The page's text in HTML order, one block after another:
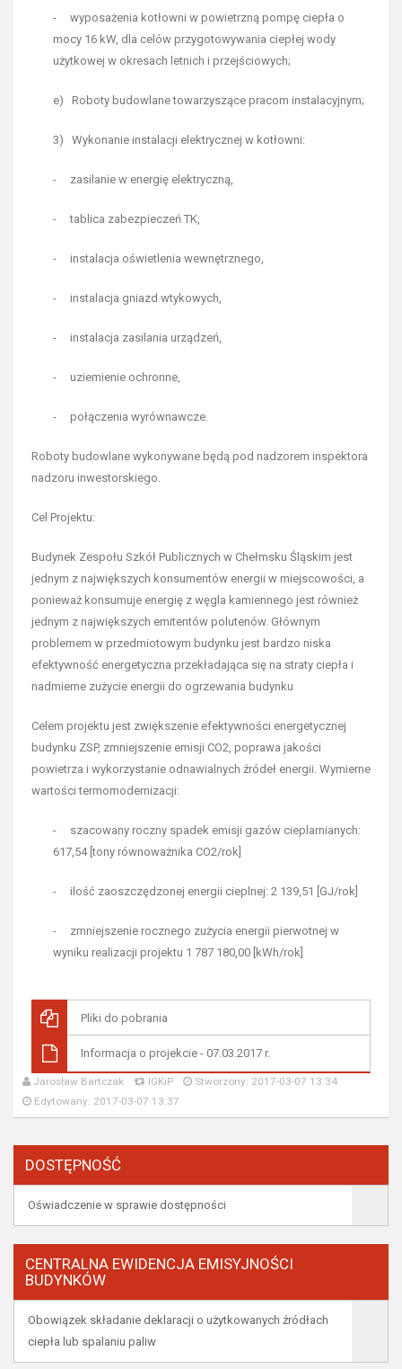
- wyposażenia kotłowni w powietrzną pompę ciepła o
mocy 16 kW, dla celów przygotowywania ciepłej wody
użytkowej w okresach letnich i przejściowych;
e) Roboty budowlane towarzyszące pracom instalacyjnym;
3) Wykonanie instalacji elektrycznej w kotłowni:
- zasilanie w energię elektryczną,
- tablica zabezpieczeń TK,
- instalacja oświetlenia wewnętrznego,
- instalacja gniazd wtykowych,
- instalacja zasilania urządzeń,
- uziemienie ochronne,
- połączenia wyrównawcze.
Roboty budowlane wykonywane będą pod nadzorem inspektora
nadzoru inwestorskiego.
Cel Projektu:
Budynek Zespołu Szkół Publicznych w Chełmsku Śląskim jest
jednym z największych konsumentów energii w miejscowości, a
ponieważ konsumuje energię z węgla kamiennego jest również
jednym z największych emitentów polutenów. Głównym
problemem w przedmiotowym budynku jest bardzo niska
efektywność energetyczna przekładająca się na straty ciepła i
nadmierne zużycie energii do ogrzewania budynku
Celem projektu jest zwiększenie efektywności energetycznej
budynku ZSP, zmniejszenie emisji CO2, poprawa jakości
powietrza i wykorzystanie odnawialnych źródeł energii. Wymierne
wartości termomodernizacji:
- szacowany roczny spadek emisji gazów cieplarnianych:
617,54 [tony równoważnika CO2/rok]
- ilość zaoszczędzonej energii cieplnej: 2 139,51 [GJ/rok]
- zmniejszenie rocznego zużycia energii pierwotnej w
wyniku realizacji projektu 1 787 180,00 [kWh/rok]
Pliki do pobrania
Informacja o projekcie - 07.03.2017 r.
Jarosław Bartczak IGKiP
Stworzony: 2017-03-07 13:34
Edytowany: 2017-03-07 13:37
DOSTĘPNOŚĆ
Oświadczenie w sprawie dostępności
CENTRALNA EWIDENCJA EMISYJNOŚCI
BUDYNKÓW
Obowiązek składanie deklaracji o użytkowanych źródłach
ciepła lub spalaniu paliw